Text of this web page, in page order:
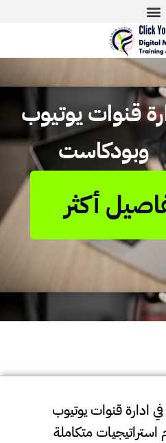
قنوات يوتيوب
وبودكاست
أكثر
قنوات يوتيوب
متكاملة